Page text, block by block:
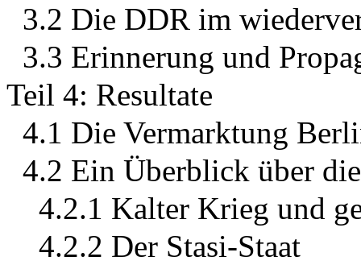
3.2 Die DDR im
3.3 Erinnerung und
Teil 4: Resultate
4.1 Die Vermarktung
4.2 Ein Überblick über
4.2.1 Kalter Krieg und
4.2.2 Der Stasi-Staat